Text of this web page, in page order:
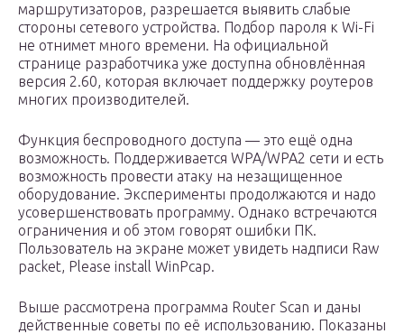
маршрутизаторов, разрешается выявить слабые
стороны сетевого устройства. Подбор пароля к Wi-Fi
не отнимет много времени. На официальной
странице разработчика уже доступна обновлённая
версия 2.60, которая включает поддержку роутеров
многих производителей.
Функция беспроводного доступа — это ещё одна
возможность. Поддерживается WPA/WPA2 сети и есть
возможность провести атаку на незащищенное
оборудование. Эксперименты продолжаются и надо
усовершенствовать программу. Однако встречаются
ограничения и об этом говорят ошибки ПК.
Пользователь на экране может увидеть надписи Raw
packet, Please install WinPcap.
Выше рассмотрена программа Router Scan и даны
действенные советы по её использованию. Показаны